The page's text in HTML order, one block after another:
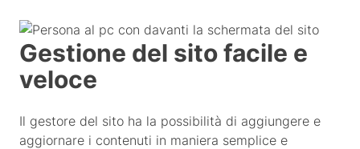
Gestione del sito facile e
veloce
Il gestore del sito ha la possibilità di aggiungere e
aggiornare i contenuti in maniera semplice e